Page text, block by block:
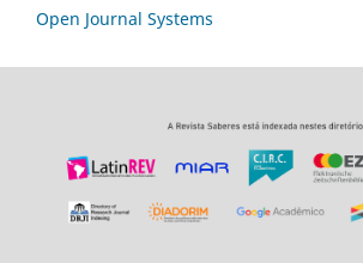
Open Journal Systems